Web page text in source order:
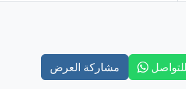
للتواصل مشاركة العرض